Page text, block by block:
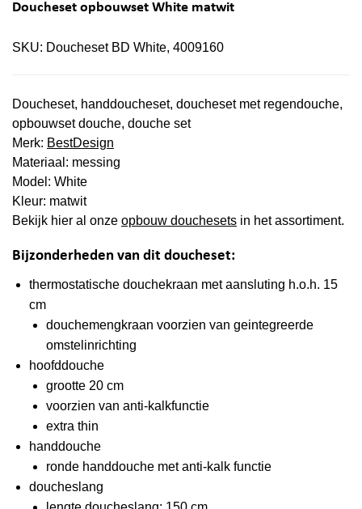
Doucheset opbouwset White matwit
SKU: Doucheset BD White, 4009160
Doucheset, handdoucheset, doucheset met regendouche,
opbouwset douche, douche set
Merk: BestDesign
Materiaal: messing
Model: White
Kleur: matwit
Bekijk hier al onze opbouw douchesets in het assortiment.
Bijzonderheden van dit doucheset:
thermostatische douchekraan met aansluting h.o.h. 15
cm
douchemengkraan voorzien van geintegreerde
omstelinrichting
hoofddouche
grootte 20 cm
voorzien van anti-kalkfunctie
extra thin
handdouche
ronde handdouche met anti-kalk functie
doucheslang